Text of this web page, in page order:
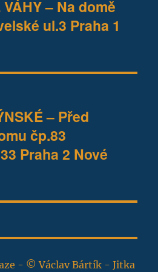
– Na domě
ul.3 Praha 1
– Před
čp.83
Praha 2 Nové
- © Václav Bártík - Jitka